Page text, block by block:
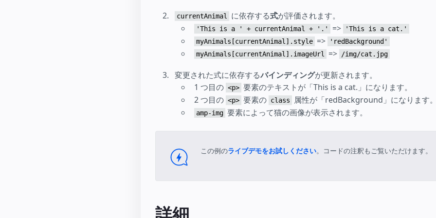
currentAnimal に依存する式が評価されます。
'This is a ' + currentAnimal + '.' =>
'This is a cat.'
myAnimals[currentAnimal].style =>
'redBackground'
myAnimals[currentAnimal].imageUrl
=> /img/cat.jpg
変更された式に依存するバインディングが更新されます。
1 つ目の <p> 要素のテキストが「This is a cat.」になります。
2 つ目の <p> 要素の class 属性が「redBackground」になります
amp-img 要素によって猫の画像が表示されます。
この例のライブデモをお試しください。コードの注釈もご覧いただけます。